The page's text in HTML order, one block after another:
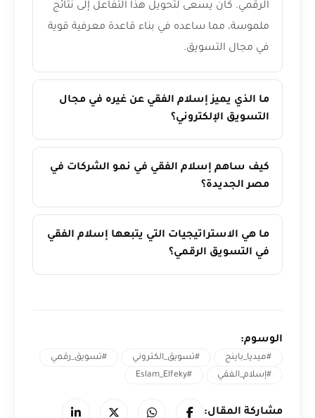
الرقمي. كان يسعى لتحويل هذا التفاعل إلى نتائج
ملموسة، مما ساعده في بناء قاعدة معرفية قوية
في مجال التسويق.
ما الذي يميز إسلام الفقي عن غيره في مجال
التسويق الإلكتروني؟
كيف ساهم إسلام الفقي في نمو الشركات في
مصر الجديدة؟
ما هي الاستراتيجيات التي يتبعها إسلام الفقي
في التسويق الرقمي؟
الوسوم:
#ميديا_باينج #تسويق_الكتروني
#تسويق_رقمي
#إسلام_الفقي
#Eslam_Elfeky
مشاركة المقال: